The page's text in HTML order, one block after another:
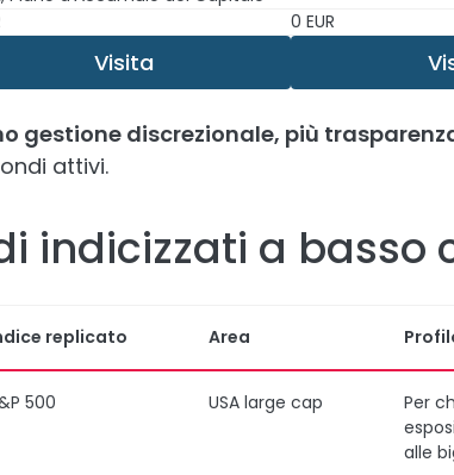
0 EUR
Visita
gestione discrezionale, più
attivi.
indicizzati a basso
replicato Area
500 USA large cap
Per
alle